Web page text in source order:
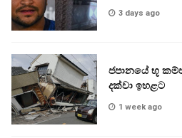
3 days ago
ජපානයේ භූ
දක්වා ඉහළට
1 week ago